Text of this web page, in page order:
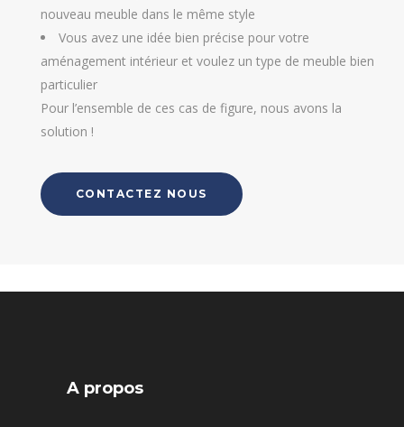
nouveau meuble dans le même style
Vous avez une idée bien précise pour votre
aménagement intérieur et voulez un type de meuble bien
particulier
Pour l’ensemble de ces cas de figure, nous avons la
solution !
CONTACTEZ NOUS
A propos